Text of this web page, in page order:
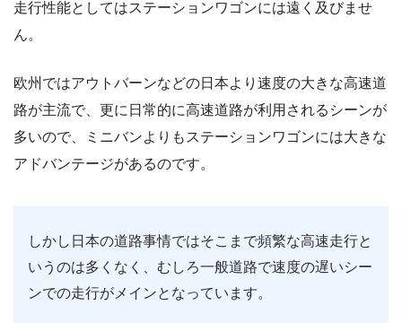
走行性能としてはステーションワゴンには遠く及びませ
ん。
欧州ではアウトバーンなどの日本より速度の大きな高速道
路が主流で、更に日常的に高速道路が利用されるシーンが
多いので、ミニバンよりもステーションワゴンには大きな
アドバンテージがあるのです。
しかし日本の道路事情ではそこまで頻繁な高速走行と
いうのは多くなく、むしろ一般道路で速度の遅いシー
ンでの走行がメインとなっています。